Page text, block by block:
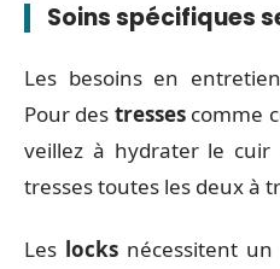
Soins spécifiques
Les besoins en
Pour des tressescomme
veillez à hydrater le
tresses toutes les deux à
Les locksnécessitent un